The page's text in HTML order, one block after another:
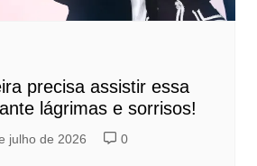
precisa assistir essa
lágrimas e sorrisos!
julho de 2026 0